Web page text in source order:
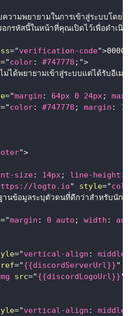
ความพยายามในการเข้าสู่ระบบโดยใ
กรหัสนี้ในหน้าที่คุณเปิดไว้เพื่อดำเนิน
="verification-code">
="color: #747778 ; ">
ได้พยายามเข้าสู่ระบบแต่ได้รับอีเม
="margin : 64px 0 24px;
="color: #747778 ; margin : 16
">
size: 14px; line-height :
logto.io" style="
านข้อมูลระบุตัวตนที่ดีกว่าสำหรับนัก
="margin : 0 auto ; width :
="vertical-align : middle
="{{discordServerUrl}}"
src="{{discordLogoUrl}}"
="vertical-align : middle